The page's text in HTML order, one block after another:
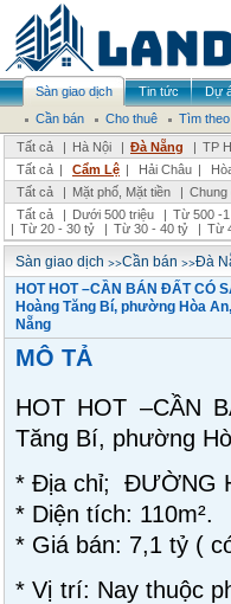
Sàn giao dịch Tin tức Dự
Cần bán
Cho thuê
Tìm
Tất cả
| Hà Nội | Đà Nẵng | TP
Tất cả | Cẩm Lệ | Hải Châu |
Tất cả
| Mặt phố, Mặt tiền | Chung
Tất cả
| Dưới 500 triệu | Từ 500 -
| Từ 20 - 30 tỷ | Từ 30 - 40 tỷ | Từ
Sàn giao dịch >>Cần bán >>Đà
HOT HOT –CẦN BÁN ĐẤT CÓ
Hoàng Tăng Bí, phường Hòa
Nẵng
MÔ TẢ
HOT HOT –CẦN
Tăng Bí, phường
* Địa chỉ; ĐƯỜNG
* Diện tích: 110m².
* Giá bán: 7,1 tỷ (
* Vị trí: Nay thuộc